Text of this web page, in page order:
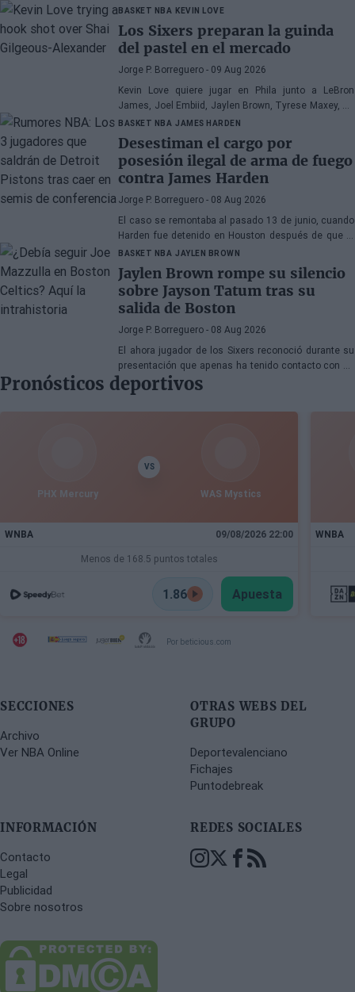
pretemporada y afronta el nuevo curso con confianza
BASKET NBA KEVIN LOVE
Los Sixers preparan la guinda
del pastel en el mercado
Jorge P. Borreguero - 09 Aug 2026
Kevin Love quiere jugar en Phila junto a LeBron
James, Joel Embiid, Jaylen Brown, Tyrese Maxey, VJ
Edgecombe, Anfernee Simons y compañía
BASKET NBA JAMES HARDEN
Desestiman el cargo por
posesión ilegal de arma de fuego
contra James Harden
Jorge P. Borreguero - 08 Aug 2026
El caso se remontaba al pasado 13 de junio, cuando
Harden fue detenido en Houston después de que la
policía encontrara una pistola en su vehículo
BASKET NBA JAYLEN BROWN
Jaylen Brown rompe su silencio
sobre Jayson Tatum tras su
salida de Boston
Jorge P. Borreguero - 08 Aug 2026
El ahora jugador de los Sixers reconoció durante su
presentación que apenas ha tenido contacto con su
antiguo compañero
Pronósticos deportivos
PHX Mercury
VS
WAS Mystics
WNBA 09/08/2026 22:00
Menos de 168.5 puntos totales
1.86 Apuesta
WNBA
Por beticious.com
SECCIONES
Archivo
Ver NBA Online
OTRAS WEBS DEL
GRUPO
Deportevalenciano
Fichajes
Puntodebreak
INFORMACIÓN
Contacto
Legal
Publicidad
Sobre nosotros
REDES SOCIALES